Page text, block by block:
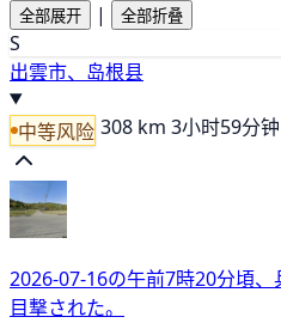
全部展开 | 全部折叠
S
出雲市、岛根县
中等风险 308 km 3小时59分钟
2026-07-16の午前7時20分頃
目撃された。